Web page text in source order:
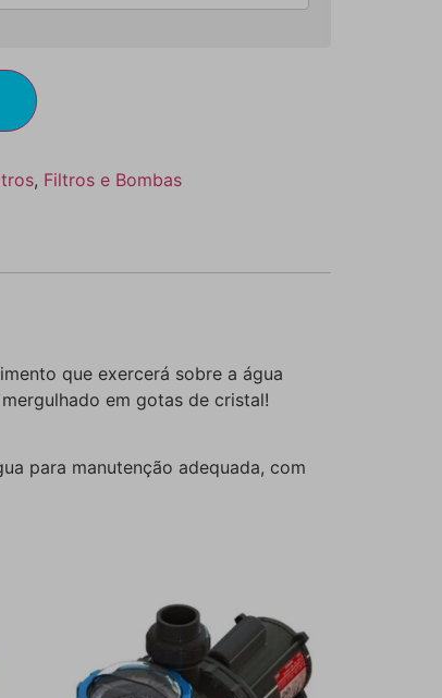
, Filtros e Bombas
que exercerá sobre a água
em gotas de cristal!
para manutenção adequada, com